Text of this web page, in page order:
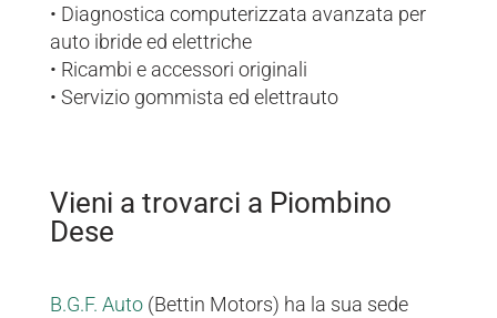
• Diagnostica computerizzata avanzata per
auto ibride ed elettriche
• Ricambi e accessori originali
• Servizio gommista ed elettrauto
Vieni a trovarci a Piombino
Dese
B.G.F. Auto(Bettin Motors) ha la sua sede